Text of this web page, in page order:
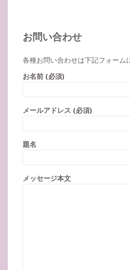
お問い合わせ
各種お問い合わせは下記フォーム
お名前 (必須)
メールアドレス (必須)
題名
メッセージ本文